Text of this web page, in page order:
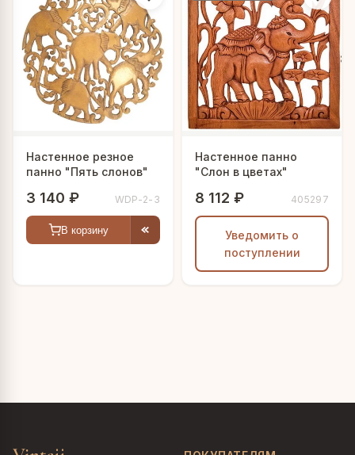
Настенное резное
панно "Пять слонов"
3 140 ₽ WDP-2-3
В корзину
Настенное панно
"Слон в цветах"
8 112 ₽ 405297
Уведомить о
поступлении